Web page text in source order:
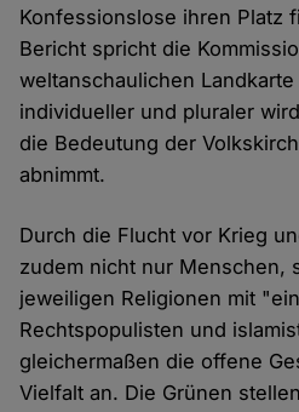
Konfessionslose ihren Platz
Bericht spricht die
weltanschaulichen
individueller und pluraler
die Bedeutung der
abnimmt.
Durch die Flucht vor Krieg
zudem nicht nur Menschen,
jeweiligen Religionen mit
Rechtspopulisten und
gleichermaßen die offene
Vielfalt an. Die Grünen